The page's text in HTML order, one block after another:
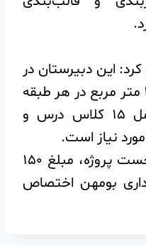
کرد: این دبیرستان در
چهار طبقه و با زیربنای ۴۴۰ متر مربع در هر طبقه
احداث خواهد شد و شامل ۱۵ کلاس درس و
نیاز است.
همچنین برای اجرای فاز نخست پروژه، مبلغ ۱۵۰
بومهن اختصاص